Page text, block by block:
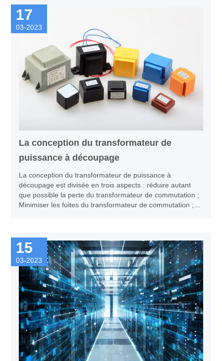
17
03-2023
La conception du transformateur de
puissance à découpage
La conception du transformateur de puissance à
découpage est divisée en trois aspects : réduire autant
que possible la perte du transformateur de commutation ;
Minimiser les fuites du transformateur de commutation ;
15
03-2023